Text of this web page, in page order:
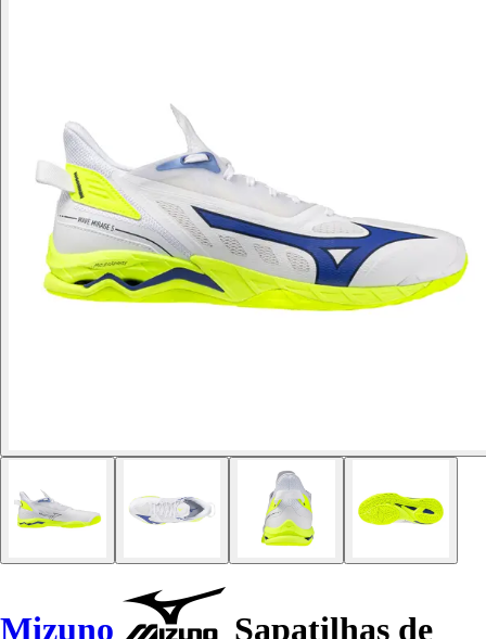
Mizuno
Sapatilhas de